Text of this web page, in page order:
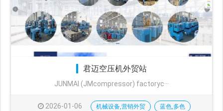
君迈空压机外贸站
JUNMAI (JMcompressor) factoryc···
2026-01-06 机械设备,营销外贸 蓝色,多色